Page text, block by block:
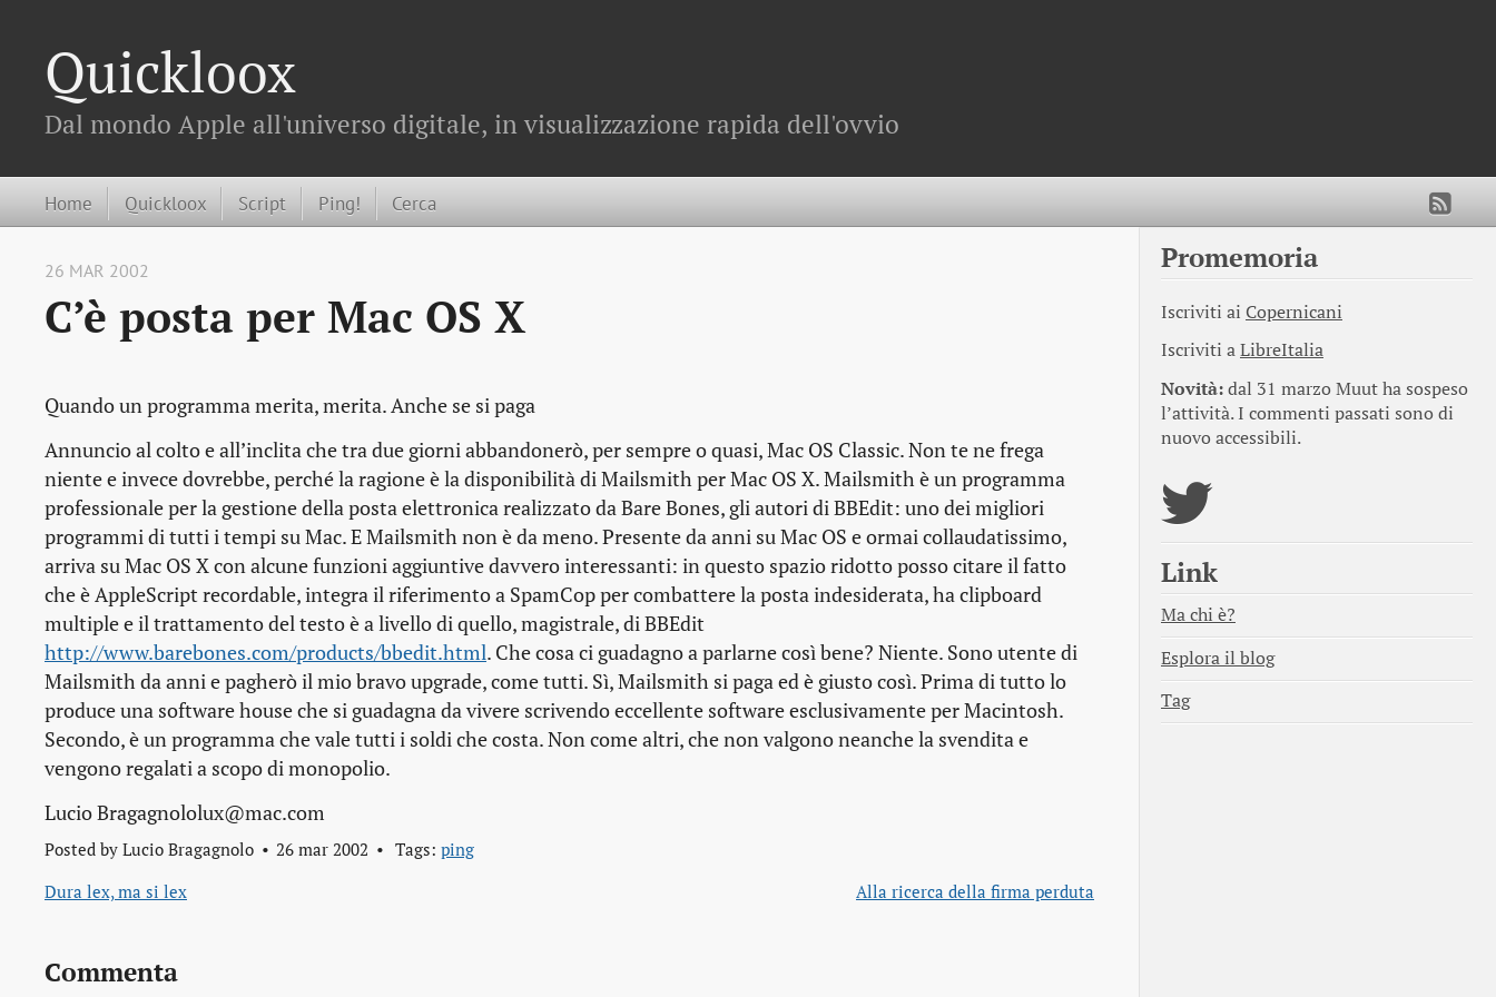
Quickloox
Dal mondo Apple all'universo digitale, in visualizzazione rapida dell'ovvio
Home Quickloox Script Ping! Cerca
26 MAR 2002
C’è posta per Mac OS X
Quando un programma merita, merita. Anche se si paga
Annuncio al colto e all’inclita che tra due giorni abbandonerò, per sempre o quasi, Mac OS Classic. Non te ne frega
niente e invece dovrebbe, perché la ragione è la disponibilità di Mailsmith per Mac OS X. Mailsmith è un programma
professionale per la gestione della posta elettronica realizzato da Bare Bones, gli autori di BBEdit: uno dei migliori
programmi di tutti i tempi su Mac. E Mailsmith non è da meno. Presente da anni su Mac OS e ormai collaudatissimo,
arriva su Mac OS X con alcune funzioni aggiuntive davvero interessanti: in questo spazio ridotto posso citare il fatto
che è AppleScript recordable, integra il riferimento a SpamCop per combattere la posta indesiderata, ha clipboard
multiple e il trattamento del testo è a livello di quello, magistrale, diBBEdit
http://www.barebones.com/products/bbedit.html. Che cosa ci guadagno a parlarne così bene? Niente. Sono utente di
Mailsmith da anni e pagherò il mio bravo upgrade, come tutti. Sì,Mailsmith si paga ed è giusto così. Prima di tutto lo
produce una software house che si guadagna da vivere scrivendo eccellente software esclusivamente per Macintosh.
Secondo, è un programma che vale tutti i soldi che costa. Non come altri, che non valgono neanche la svendita e
vengono regalati a scopo di monopolio.
Lucio Bragagnololux@mac.com
Posted by Lucio Bragagnolo 26 mar 2002 Tags: ping
Dura lex, ma si lex
Alla ricerca della firma perduta
Commenta
Promemoria
Iscriviti ai Copernicani
Iscriviti aLibreItalia
Novità:dal 31 marzo Muut ha sospeso
l’attività. I commenti passati sono di
nuovo accessibili.
Link
Ma chi è?
Esplora il blog
Tag